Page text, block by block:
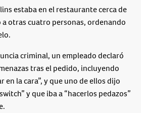
estaba en el restaurante cerca de
otras cuatro personas, ordenando
criminal, un empleado declaró
tras el pedido, incluyendo
en la cara”, y que uno de ellos dijo
y que iba a “hacerlos pedazos”